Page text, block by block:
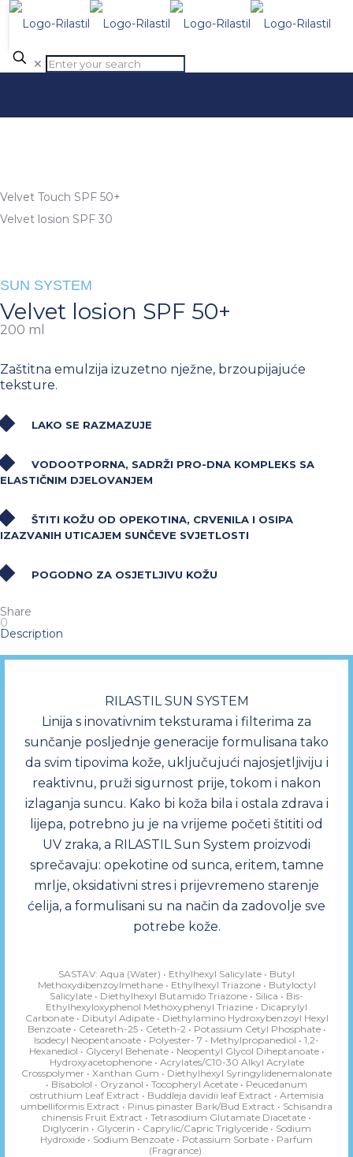
✕
Velvet Touch SPF 50+
Velvet losion SPF 30
SUN SYSTEM
Velvet losion SPF 50+
200 ml
Zaštitna emulzija izuzetno nježne, brzoupijajuće
teksture.
LAKO SE RAZMAZUJE
VODOOTPORNA, SADRŽI PRO-DNA KOMPLEKS SA
ELASTIČNIM DJELOVANJEM
ŠTITI KOŽU OD OPEKOTINA, CRVENILA I OSIPA
IZAZVANIH UTICAJEM SUNČEVE SVJETLOSTI
POGODNO ZA OSJETLJIVU KOŽU
Share
0
Description
RILASTIL SUN SYSTEM
Linija s inovativnim teksturama i filterima za
sunčanje posljednje generacije formulisana tako
da svim tipovima kože, uključujući najosjetljiviju i
reaktivnu, pruži sigurnost prije, tokom i nakon
izlaganja suncu. Kako bi koža bila i ostala zdrava i
lijepa, potrebno ju je na vrijeme početi štititi od
UV zraka, a RILASTIL Sun System proizvodi
sprečavaju: opekotine od sunca, eritem, tamne
mrlje, oksidativni stres i prijevremeno starenje
ćelija, a formulisani su na način da zadovolje sve
potrebe kože.
SASTAV: Aqua (Water) • Ethylhexyl Salicylate • Butyl
Methoxydibenzoylmethane • Ethylhexyl Triazone • Butyloctyl
Salicylate • Diethylhexyl Butamido Triazone • Silica • Bis-
Ethylhexyloxyphenol Methoxyphenyl Triazine • Dicaprylyl
Carbonate • Dibutyl Adipate • Diethylamino Hydroxybenzoyl Hexyl
Benzoate • Ceteareth-25 • Ceteth-2 • Potassium Cetyl Phosphate •
Isodecyl Neopentanoate • Polyester- 7 • Methylpropanediol • 1,2-
Hexanediol • Glyceryl Behenate • Neopentyl Glycol Diheptanoate •
Hydroxyacetophenone • Acrylates/C10-30 Alkyl Acrylate
Crosspolymer • Xanthan Gum • Diethylhexyl Syringylidenemalonate
• Bisabolol • Oryzanol • Tocopheryl Acetate • Peucedanum
ostruthium Leaf Extract • Buddleja davidii leaf Extract • Artemisia
umbelliformis Extract • Pinus pinaster Bark/Bud Extract • Schisandra
chinensis Fruit Extract • Tetrasodium Glutamate Diacetate •
Diglycerin • Glycerin • Caprylic/Capric Triglyceride • Sodium
Hydroxide • Sodium Benzoate • Potassium Sorbate • Parfum
(Fragrance).